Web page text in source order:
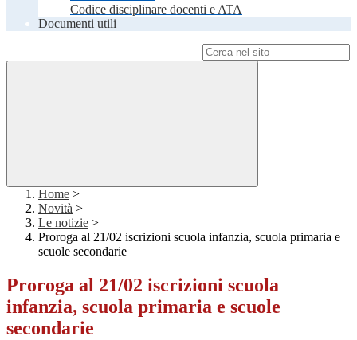
Codice disciplinare docenti e ATA
Documenti utili
Home >
Novità >
Le notizie >
Proroga al 21/02 iscrizioni scuola infanzia, scuola primaria e
scuole secondarie
Proroga al 21/02 iscrizioni scuola
infanzia, scuola primaria e scuole
secondarie